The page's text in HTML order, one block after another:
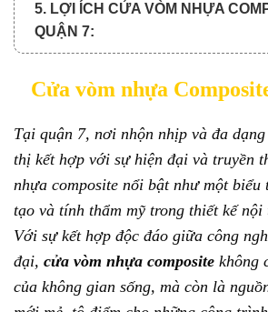
5. LỢI ÍCH CỬA VÒM NHỰA
QUẬN 7:
5.2. Vừa mang nét cổ điển, vừa
5.3. Dễ dàng thi công và bảo
5.4. Đa dạng về mẫu mã và chất
6. MỘT SỐ MẪU CỬA VÒM NHỰA
TẠI QUẬN 7:
7. TẠI SAO NÊN MUA CỬA Ở
8. QUY TRÌNH MUA CỬA VÀ
8.1. Quy trình xem báo giá cửa:
Cửa vòm nhựa
Tại quận 7, nơi nhộn nhịp và đa
thị kết hợp với sự hiện đại và truyền
nhựa composite nổi bật như một biểu
tạo và tính thẩm mỹ trong thiết kế
Với sự kết hợp độc đáo giữa công
đại, cửa vòm nhựa composite không
của không gian sống, mà còn là